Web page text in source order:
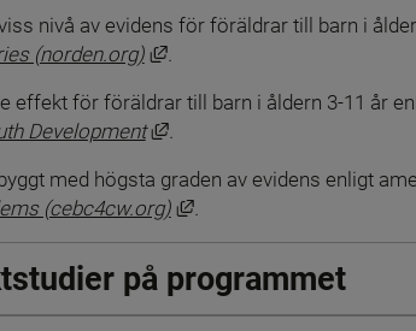
nivå av evidens för föräldrar till barn i
(norden.org)
Länk till annan webbplats,
.
effekt för föräldrar till barn i åldern 3-11 år
Development
Länk till annan webbplats,
.
med högsta graden av evidens enligt
(cebc4cw.org)
Länk till annan
.
på programmet